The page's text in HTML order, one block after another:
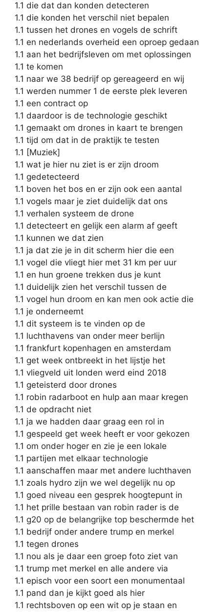
1.1 die dat dan konden detecteren
1.1 die konden het verschil niet bepalen
1.1 tussen het drones en vogels de schrift
1.1 en nederlands overheid een oproep gedaan
1.1 aan het bedrijfsleven om met oplossingen
1.1 te komen
1.1 naar we 38 bedrijf op gereageerd en wij
1.1 werden nummer 1 de eerste plek leveren
1.1 een contract op
1.1 daardoor is de technologie geschikt
1.1 gemaakt om drones in kaart te brengen
1.1 tijd om dat in de praktijk te testen
1.1 [Muziek]
1.1 wat je hier nu ziet is er zijn droom
1.1 gedetecteerd
1.1 boven het bos en er zijn ook een aantal
1.1 vogels maar je ziet duidelijk dat ons
1.1 verhalen systeem de drone
1.1 detecteert en gelijk een alarm af geeft
1.1 kunnen we dat zien
1.1 ja dat zie je in dit scherm hier die een
1.1 vogel die vliegt hier met 31 km per uur
1.1 en hun groene trekken dus je kunt
1.1 duidelijk zien het verschil tussen de
1.1 vogel hun droom en kan men ook actie die
1.1 je onderneemt
1.1 dit systeem is te vinden op de
1.1 luchthavens van onder meer berlijn
1.1 frankfurt kopenhagen en amsterdam
1.1 get week ontbreekt in het lijstje het
1.1 vliegveld uit londen werd eind 2018
1.1 geteisterd door drones
1.1 robin radarboot en hulp aan maar kregen
1.1 de opdracht niet
1.1 ja we hadden daar graag een rol in
1.1 gespeeld get week heeft er voor gekozen
1.1 om onder hoger en zie je een lokale
1.1 partijen met elkaar technologie
1.1 aanschaffen maar met andere luchthaven
1.1 zoals hydro zijn we wel degelijk nu op
1.1 goed niveau een gesprek hoogtepunt in
1.1 het prille bestaan van robin rader is de
1.1 g20 op de belangrijke top beschermde het
1.1 bedrijf onder andere trump en merkel
1.1 tegen drones
1.1 nou als je daar een groep foto ziet van
1.1 trump met merkel en alle andere via
1.1 episch voor een soort een monumentaal
1.1 pand dan je kijkt goed als hier
1.1 rechtsboven op een wit op je staan en